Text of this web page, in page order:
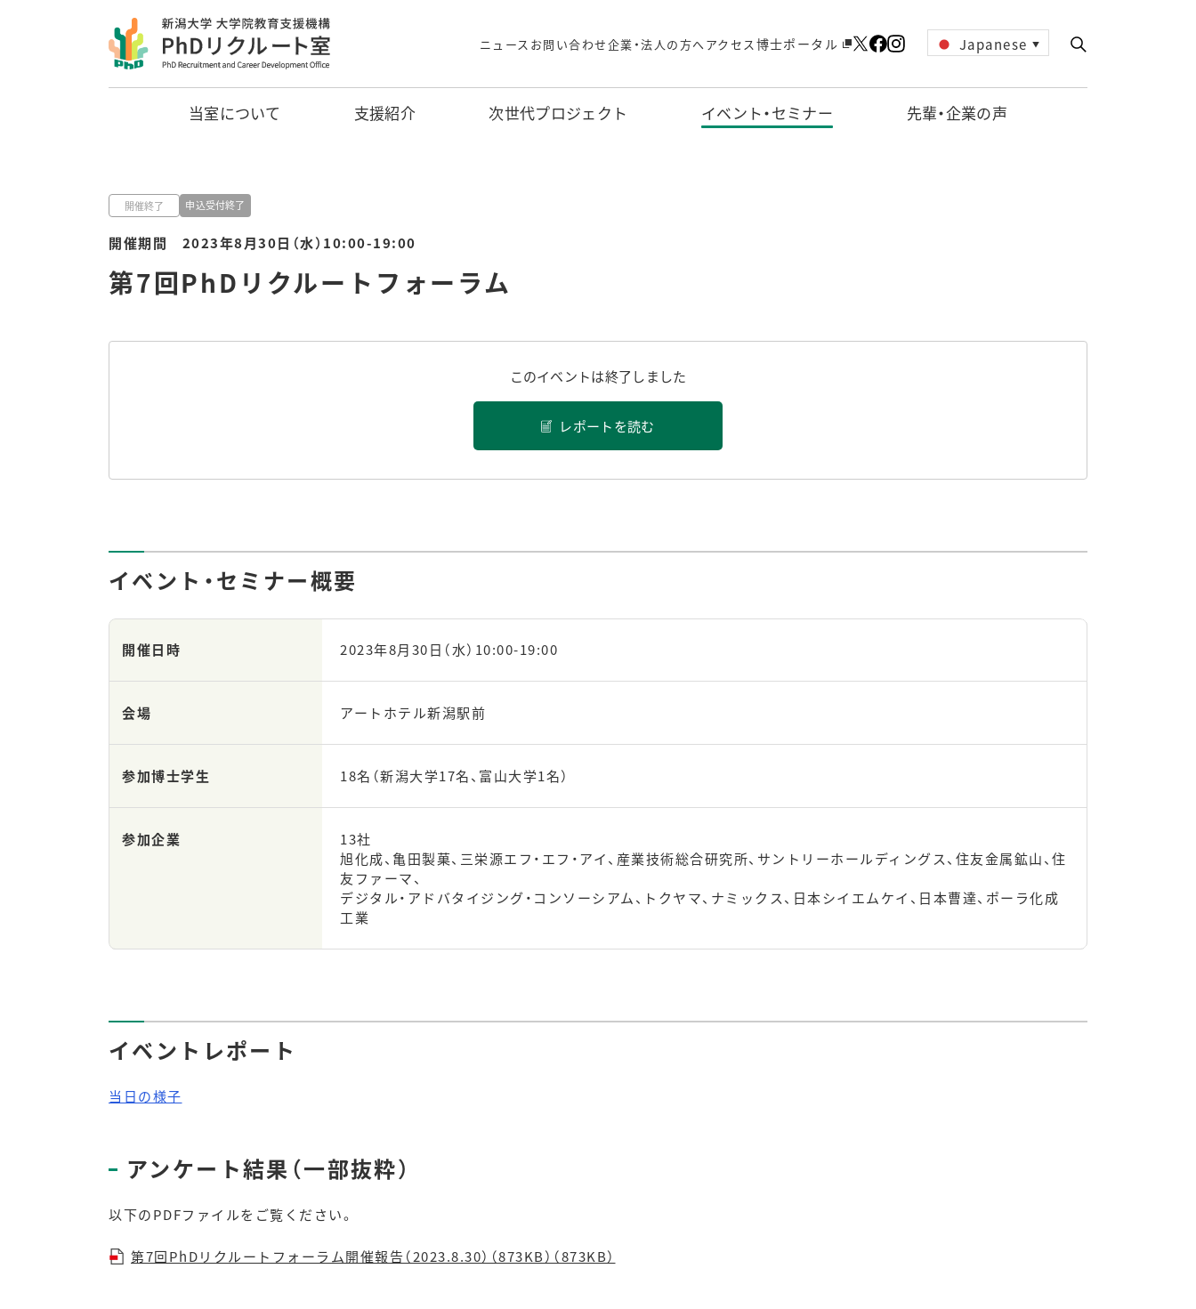
当室について 支援紹介 次世代プロジェクト イベント・セミナー 先輩・企業の声
ニュース お問い合わせ企業・法人の方へアクセス 博士ポータル Japanese ▼
開催終了 申込受付終了
開催期間 2023年8月30日（水）10:00-19:00
第7回PhDリクルートフォーラム
このイベントは終了しました
レポートを読む
イベント・セミナー概要
開催日時 2023年8月30日（水）10:00-19:00
会場 アートホテル新潟駅前
参加博士学生 18名（新潟大学17名、富山大学1名）
参加企業
13社
旭化成、亀田製菓、三栄源エフ・エフ・アイ、産業技術総合研究所、サントリーホールディングス、住友金属鉱山、住
友ファーマ、
デジタル・アドバタイジング・コンソーシアム、トクヤマ、ナミックス、日本シイエムケイ、日本曹達、ポーラ化成
工業
イベントレポート
当日の様子
アンケート結果（一部抜粋）
以下のPDFファイルをご覧ください。
第7回PhDリクルートフォーラム開催報告（2023.8.30）（873KB）（873KB）